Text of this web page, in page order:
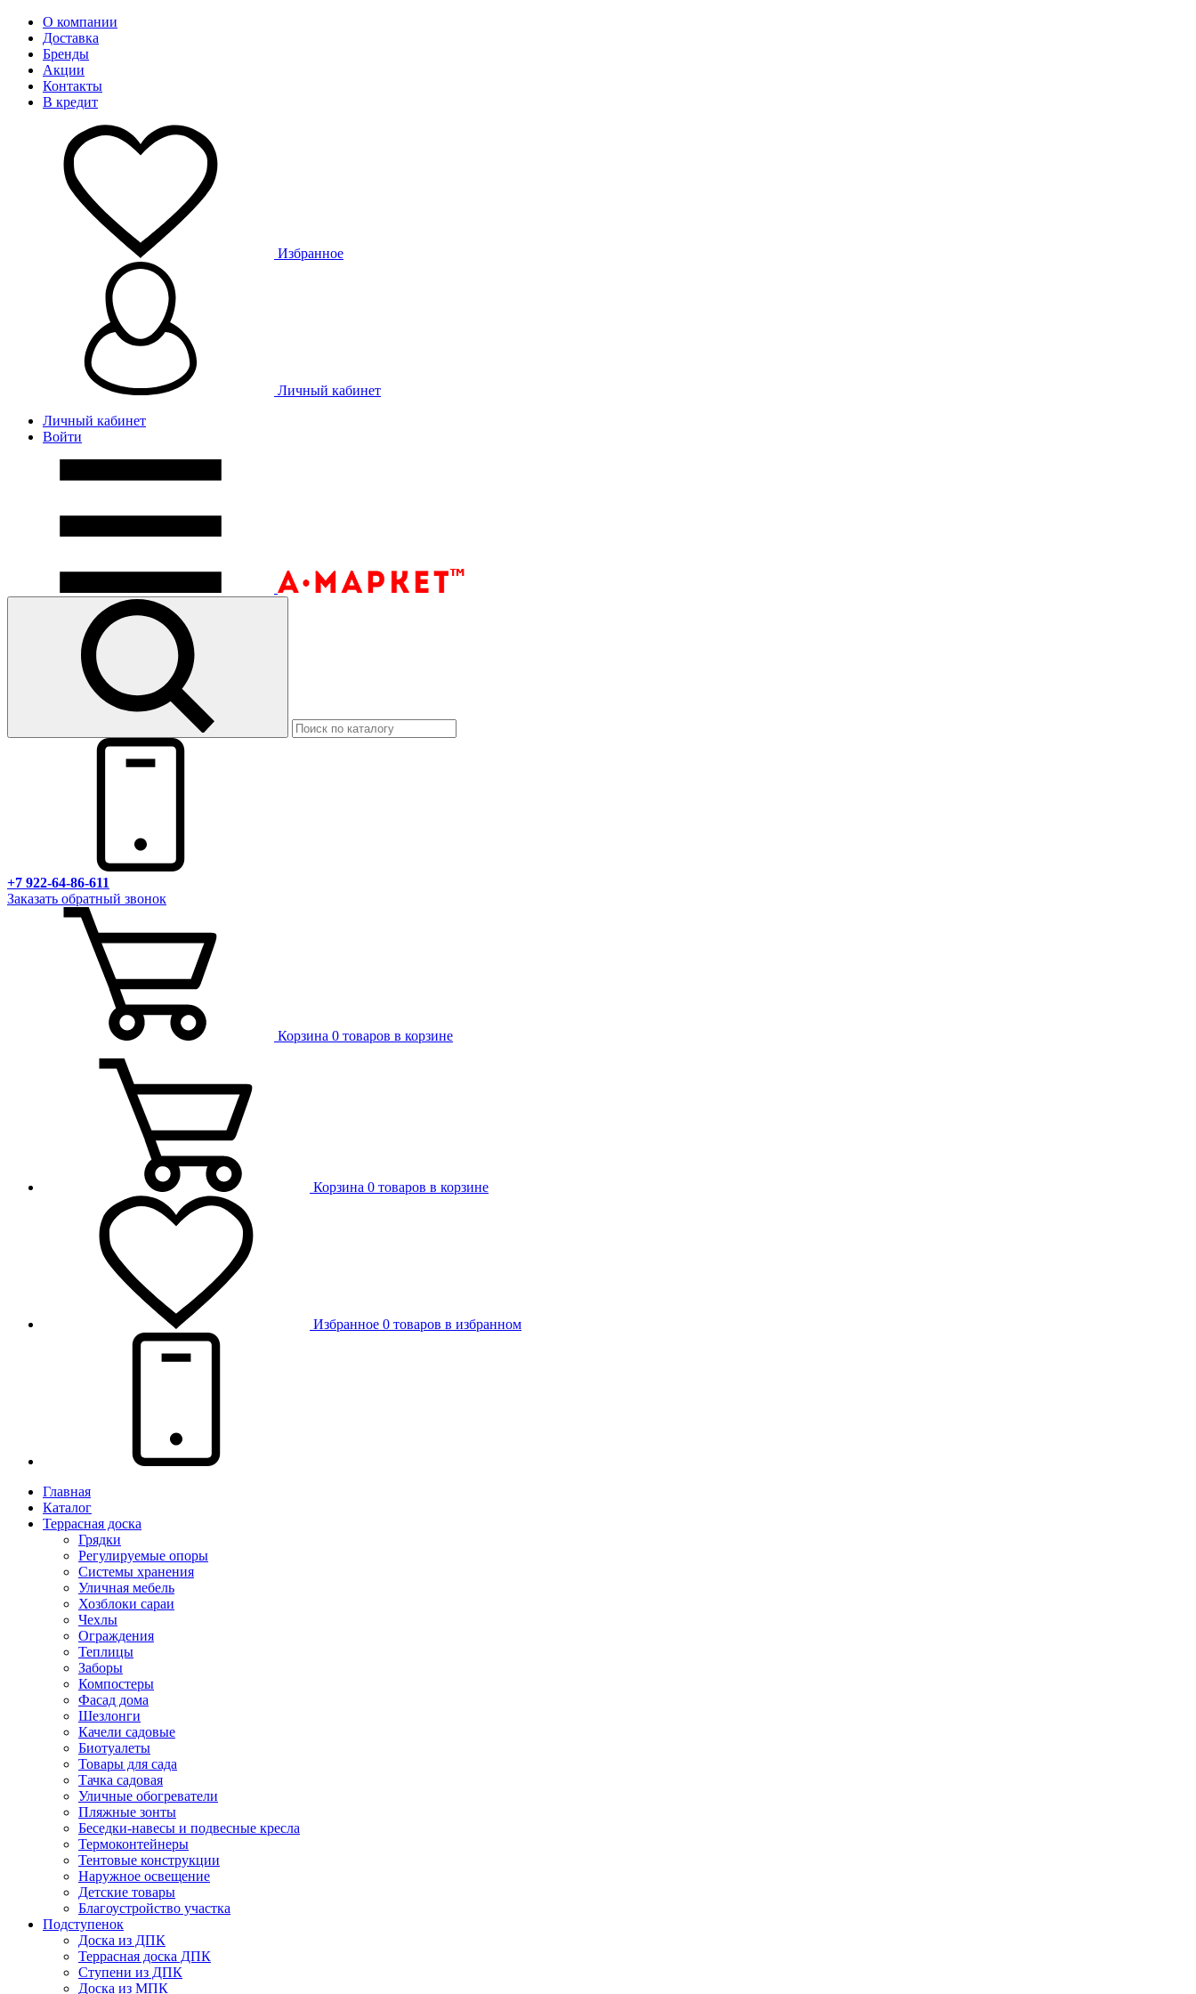
О компании
Доставка
Бренды
Акции
Контакты
В кредит
Избранное
Личный кабинет
Личный кабинет
Войти
+7 922-64-86-611
Заказать обратный звонок
Корзина 0 товаров в корзине
Корзина 0 товаров в корзине
Избранное 0 товаров в избранном
Главная
Каталог
Террасная доска
Грядки
Регулируемые опоры
Системы хранения
Уличная мебель
Хозблоки сараи
Чехлы
Ограждения
Теплицы
Заборы
Компостеры
Фасад дома
Шезлонги
Качели садовые
Биотуалеты
Товары для сада
Тачка садовая
Уличные обогреватели
Пляжные зонты
Беседки-навесы и подвесные кресла
Термоконтейнеры
Тентовые конструкции
Наружное освещение
Детские товары
Благоустройство участка
Подступенок
Доска из ДПК
Террасная доска ДПК
Ступени из ДПК
Доска из МПК